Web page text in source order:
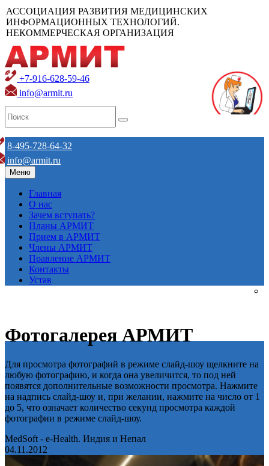
АССОЦИАЦИЯ РАЗВИТИЯ МЕДИЦИНСКИХ
ИНФОРМАЦИОННЫХ ТЕХНОЛОГИЙ.
НЕКОММЕРЧЕСКАЯ ОРГАНИЗАЦИЯ
+7-916-628-59-46
info@armit.ru
8-495-728-64-32
info@armit.ru
Меню
Главная
О нас
Зачем вступать?
Планы АРМИТ
Прием в АРМИТ
Члены АРМИТ
Правление АРМИТ
Контакты
Устав
Фотогалерея АРМИТ
Для просмотра фотографий в режиме слайд-шоу щелкните на
любую фотографию, и когда она увеличится, то под ней
появятся дополнительные возможности просмотра. Нажмите
на надпись слайд-шоу и, при желании, нажмите на число от 1
до 5, что означает количество секунд просмотра каждой
фотографии в режиме слайд-шоу.
MedSoft - e-Health. Индия и Непал
04.11.2012